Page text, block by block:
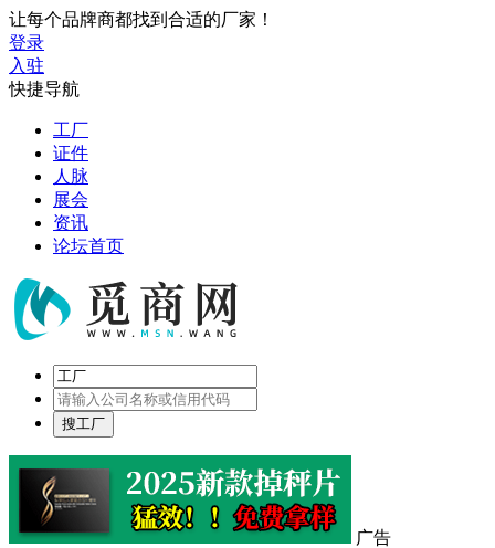
让每个品牌商都找到合适的厂家！
登录
入驻
快捷导航
工厂
证件
人脉
展会
资讯
论坛首页
广告